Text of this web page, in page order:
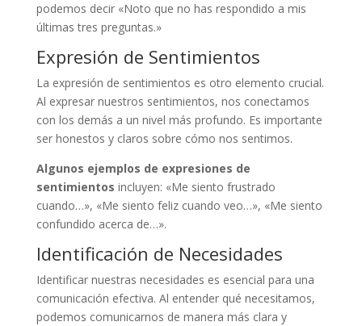
podemos decir «Noto que no has respondido a mis
últimas tres preguntas.»
Expresión de Sentimientos
La expresión de sentimientos es otro elemento crucial.
Al expresar nuestros sentimientos, nos conectamos
con los demás a un nivel más profundo. Es importante
ser honestos y claros sobre cómo nos sentimos.
Algunos ejemplos de expresiones de
sentimientos incluyen: «Me siento frustrado
cuando…», «Me siento feliz cuando veo…», «Me siento
confundido acerca de…».
Identificación de Necesidades
Identificar nuestras necesidades es esencial para una
comunicación efectiva. Al entender qué necesitamos,
podemos comunicarnos de manera más clara y